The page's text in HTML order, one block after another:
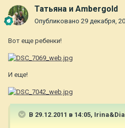
Татьяна и Ambergold
Опубликовано 29 декабря,
Вот еще ребенки!
И еще!
В 29.12.2011 в 14:05,